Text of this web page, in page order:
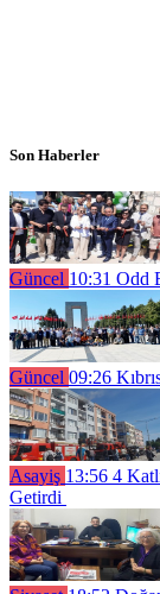
Son Haberler
Güncel 10:31 Odd
Güncel 09:26
Asayiş 13:56 4
Getirdi